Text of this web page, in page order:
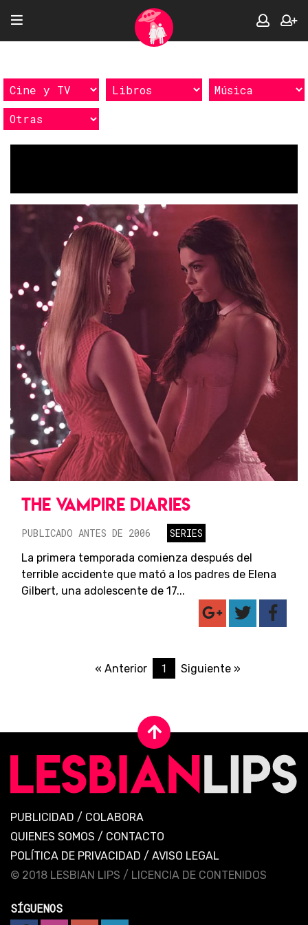
THE VAMPIRE DIARIES
PUBLICADO ANTES DE 2006
SERIES
La primera temporada comienza después del
terrible accidente que mató a los padres de Elena
Gilbert, una adolescente de 17...
« Anterior 1 Siguiente »
PUBLICIDAD / COLABORA
QUIENES SOMOS / CONTACTO
POLÍTICA DE PRIVACIDAD / AVISO LEGAL
© 2018 LESBIAN LIPS / LICENCIA DE CONTENIDOS
SÍGUENOS